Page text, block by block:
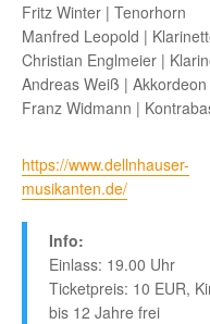
Fritz Winter | Tenorhorn
Manfred Leopold |
Christian Englmeier |
Andreas Weiß | Akkordeon
Franz Widmann |
https://www.dellnhauser-
musikanten.de/
Info:
Einlass: 19.00 Uhr
Ticketpreis: 10 EUR,
bis 12 Jahre frei